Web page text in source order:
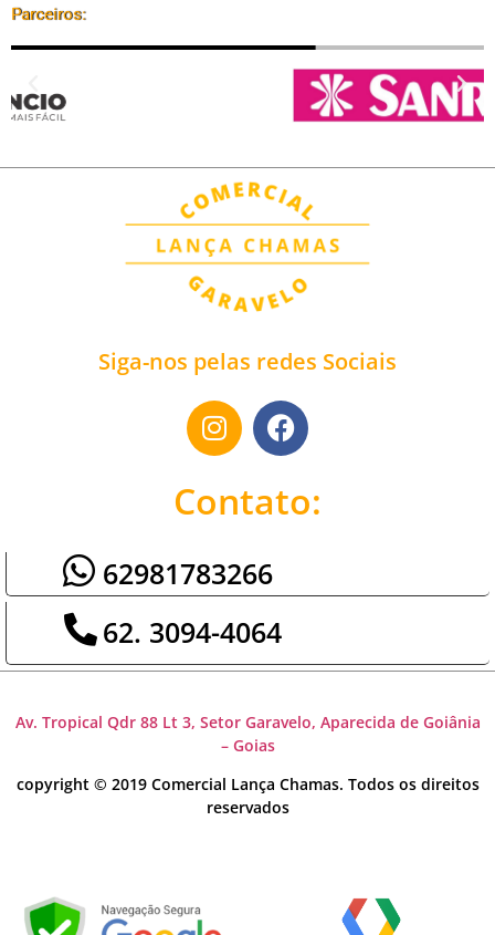
Parceiros:
Siga-nos pelas redes Sociais
Contato:
62981783266
62. 3094-4064
Av. Tropical Qdr 88 Lt 3, Setor Garavelo, Aparecida de Goiânia
– Goias
copyright © 2019 Comercial Lança Chamas. Todos os direitos
reservados